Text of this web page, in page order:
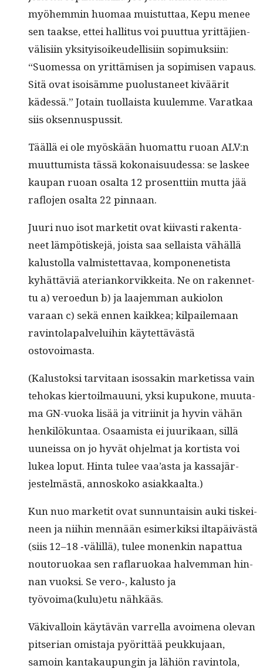
myöhem­min huo­maa muis­tut­taa, Kepu menee
sen taakse, ettei hal­li­tus voi puut­tua yrit­täjien­
välisi­in yksi­ty­isoikeudel­lisi­in sopimuk­si­in:
“Suomes­sa on yrit­tämisen ja sopimisen vapaus.
Sitä ovat isoisämme puo­lus­ta­neet kiväärit
kädessä.” Jotain tuol­laista kuulemme. Varatkaa
siis oksennuspussit.
Tääl­lä ei ole myöskään huo­mat­tu ruoan ALV:n
muut­tumista tässä kokon­aisu­udessa: se las­kee
kau­pan ruoan osalta 12 pros­ent­ti­in mut­ta jää
raflo­jen osalta 22 pinnaan.
Juuri nuo isot mar­ketit ovat kiivasti rak­en­ta­
neet läm­pötiske­jä, joista saa sel­l­aista vähäl­lä
kalus­tol­la valmis­tet­tavaa, kom­ponenetista
kyhät­täviä ate­ri­anko­rvikkei­ta. Ne on raken­net­
tu a) veroe­dun b) ja laa­jem­man auki­olon
varaan c) sekä ennen kaikkea; kil­paile­maan
rav­in­to­la­palvelui­hin käytet­tävästä
ostovoimasta.
(Kalus­tok­si tarvi­taan isos­sakin mar­ketis­sa vain
tehokas kier­toil­mau­u­ni, yksi kupukone, muu­ta­
ma GN-vuo­ka lisää ja vit­ri­init ja hyvin vähän
henkilökun­taa. Osaamista ei juurikaan, sil­lä
uuneis­sa on jo hyvät ohjel­mat ja kortista voi
lukea lop­ut. Hin­ta tulee vaa’as­ta ja kas­sajär­
jestelmästä, annoskoko asiakkaalta.)
Kun nuo mar­ketit ovat sun­nun­taisin auki tiskei­
neen ja niihin men­nään esimerkik­si iltapäivästä
(siis 12–18 ‑välil­lä), tulee mon­enkin nap­at­tua
noutoruokaa sen raflaruokaa halvem­man hin­
nan vuok­si. Se vero‑, kalus­to ja
työvoima(kulu)etu nähkääs.
Väki­val­loin käytävän var­rel­la avoime­na ole­van
pit­ser­ian omis­ta­ja pyörit­tää peukku­jaan,
samoin kan­takaupun­gin ja lähiön rav­in­to­la,